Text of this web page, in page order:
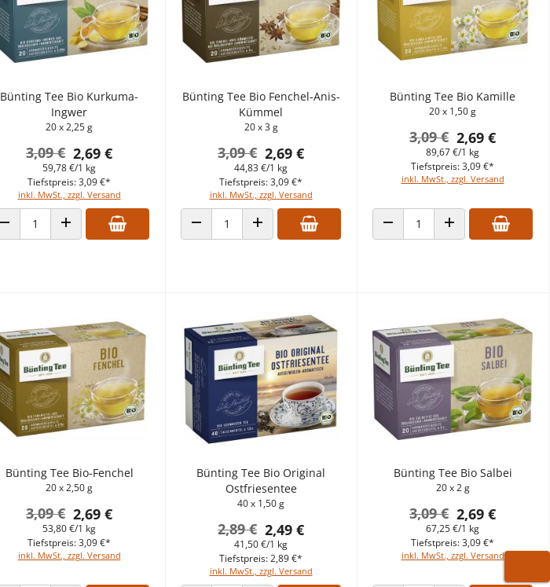
Bünting Tee Bio Kurkuma-
Ingwer
20 x 2,25 g
2,69 €
3,09 €
59,78 €/1 kg
inkl. MwSt., zzgl. Versand
Tiefstpreis: 3,09 €*
ANZAHL VERRINGERNANZAHL ERHÖHEN
Bünting Tee Bio Fenchel-Anis-
Kümmel
20 x 3 g
2,69 €
3,09 €
44,83 €/1 kg
inkl. MwSt., zzgl. Versand
Tiefstpreis: 3,09 €*
ANZAHL VERRINGERNANZAHL ERHÖHEN
Bünting Tee Bio Kamille
20 x 1,50 g
2,69 €
3,09 €
89,67 €/1 kg
inkl. MwSt., zzgl. Versand
Tiefstpreis: 3,09 €*
ANZAHL VERRINGERNANZAHL ERHÖHEN
Bünting Tee Bio-Fenchel
20 x 2,50 g
2,69 €
3,09 €
53,80 €/1 kg
inkl. MwSt., zzgl. Versand
Tiefstpreis: 3,09 €*
Bünting Tee Bio Original
Ostfriesentee
40 x 1,50 g
2,49 €
2,89 €
41,50 €/1 kg
inkl. MwSt., zzgl. Versand
Tiefstpreis: 2,89 €*
Bünting Tee Bio Salbei
20 x 2 g
2,69 €
3,09 €
67,25 €/1 kg
inkl. MwSt., zzgl. Versand
Tiefstpreis: 3,09 €*